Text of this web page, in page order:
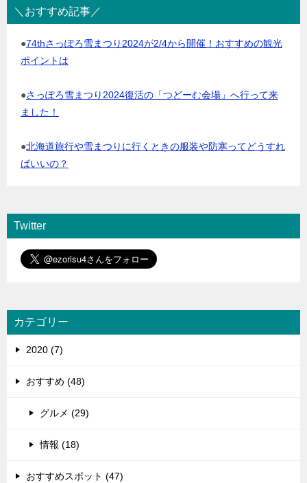
＼おすすめ記事／
●74thさっぽろ雪まつり2024が2/4から開催！おすすめの観光
ポイントは
●さっぽろ雪まつり2024復活の「つどーむ会場」へ行って来
ました！
●北海道旅行や雪まつりに行くときの服装や防寒ってどうすれ
ばいいの？
Twitter
カテゴリー
2020 (7)
おすすめ (48)
グルメ (29)
情報 (18)
おすすめスポット (47)